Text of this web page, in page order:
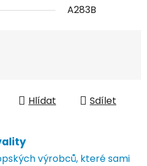
A283B
Hlídat Sdílet
výrobců, které sami